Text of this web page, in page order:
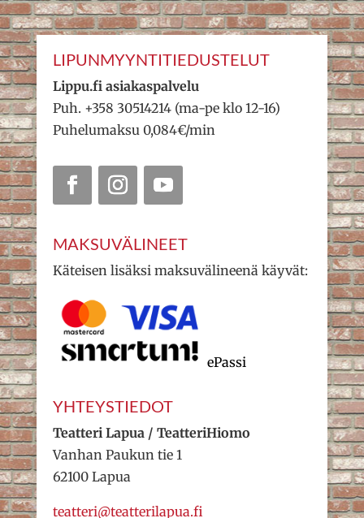
LIPUNMYYNTITIEDUSTELUT
Lippu.fi asiakaspalvelu
Puh. +358 30514214 (ma-pe klo 12-16)
Puhelumaksu 0,084€/min
MAKSUVÄLINEET
Käteisen lisäksi maksuvälineenä käyvät:
ePassi
YHTEYSTIEDOT
Teatteri Lapua / TeatteriHiomo
Vanhan Paukun tie 1
62100 Lapua
teatteri@teatterilapua.fi